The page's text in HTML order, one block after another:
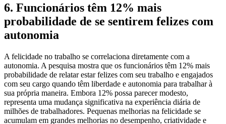
6. Funcionários têm 12% mais
probabilidade de se sentirem felizes com
autonomia
A felicidade no trabalho se correlaciona diretamente com a
autonomia. A pesquisa mostra que os funcionários têm 12% mais
probabilidade de relatar estar felizes com seu trabalho e engajados
com seu cargo quando têm liberdade e autonomia para trabalhar à
sua própria maneira. Embora 12% possa parecer modesto,
representa uma mudança significativa na experiência diária de
milhões de trabalhadores. Pequenas melhorias na felicidade se
acumulam em grandes melhorias no desempenho, criatividade e